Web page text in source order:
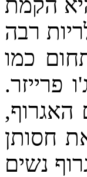
רבה
כמו
פרייזר.
האגרוף,
חסותן